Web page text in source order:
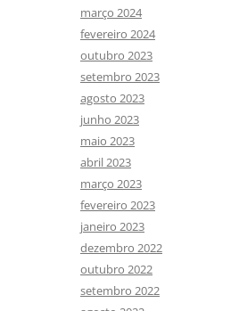
março 2024
fevereiro 2024
outubro 2023
setembro 2023
agosto 2023
junho 2023
maio 2023
abril 2023
março 2023
fevereiro 2023
janeiro 2023
dezembro 2022
outubro 2022
setembro 2022